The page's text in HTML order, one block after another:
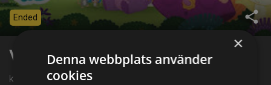
share
Ended
Vida veterinär
kl. 18:20 på Barnkanalen
×
Denna webbplats använder
cookies